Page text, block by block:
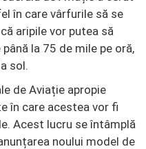
în care vârfurile să se
aripile vor putea să
la 75 de mile pe oră,
sol.
de Aviație apropie
în care acestea vor fi
Acest lucru se întâmplă
noului model de